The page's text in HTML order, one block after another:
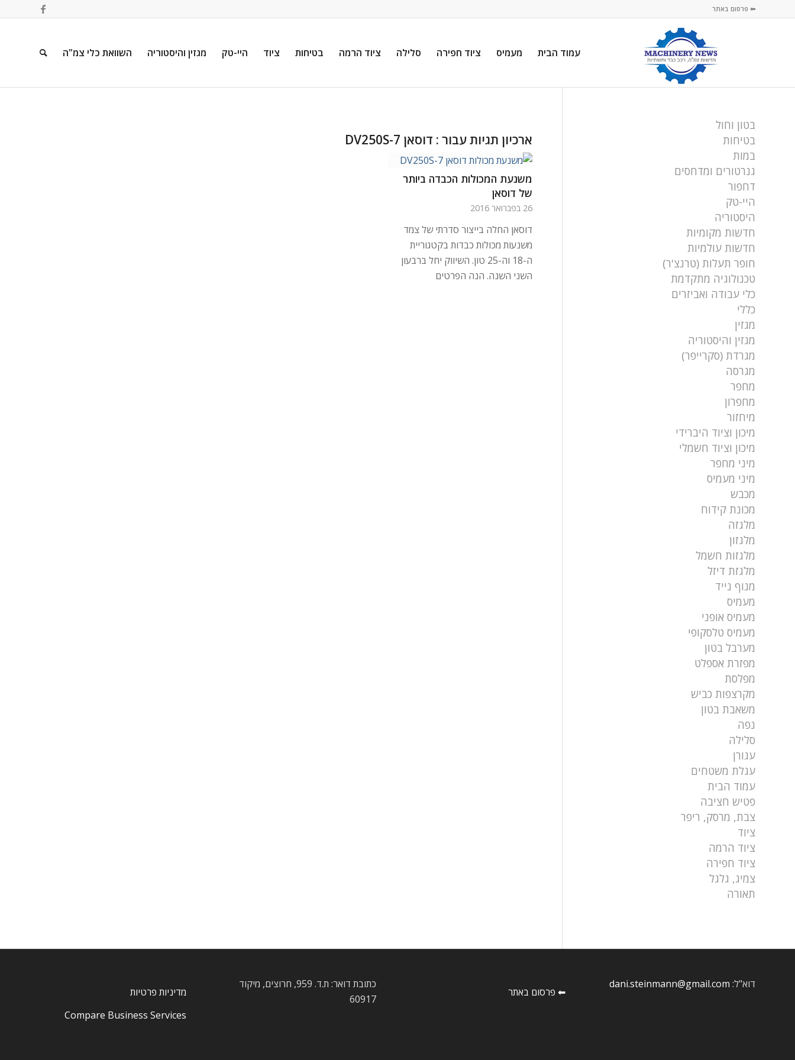
⬅ פרסום באתר
עמוד הבית מעמיס ציוד חפירה סלילה ציוד הרמה בטיחות ציוד היי-טק מגזין והיסטוריה השוואת כלי צמ"ה
ארכיון תגיות עבור : דוסאן DV250S-7
משנעת המכולות הכבדה ביותר
של דוסאן
26 בפברואר 2016
דוסאן החלה בייצור סדרתי של צמד
משנעות מכולות כבדות בקטגוריית
ה-18 וה-25 טון. השיווק יחל ברבעון
השני השנה. הנה הפרטים
בטון וחול
בטיחות
במות
גנרטורים ומדחסים
דחפור
היי-טק
היסטוריה
חדשות מקומיות
חדשות עולמיות
חופר תעלות (טרנצ'ר)
טכנולוגיה מתקדמת
כלי עבודה ואביזרים
כללי
מגזין
מגזין והיסטוריה
מגרדת (סקרייפר)
מגרסה
מחפר
מחפרון
מיחזור
מיכון וציוד היברידי
מיכון וציוד חשמלי
מיני מחפר
מיני מעמיס
מכבש
מכונת קידוח
מלגזה
מלגזון
מלגזות חשמל
מלגזת דיזל
מנוף נייד
מעמיס
מעמיס אופני
מעמיס טלסקופי
מערבל בטון
מפזרת אספלט
מפלסת
מקרצפות כביש
משאבת בטון
נפה
סלילה
עגורן
עגלת משטחים
עמוד הבית
פטיש חציבה
צבת, מרסק, ריפר
ציוד
ציוד הרמה
ציוד חפירה
צמיג, גלגל
תאורה
דוא"ל: dani.steinmann@gmail.com
⬅ פרסום באתר
כתובת דואר: ת.ד. 959, חרוצים, מיקוד
60917
מדיניות פרטיות
Compare Business Services